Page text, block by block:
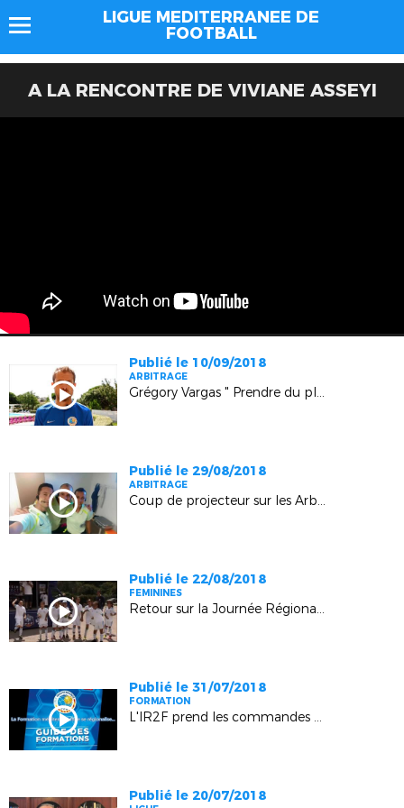
LIGUE MEDITERRANEE DE
FOOTBALL
A LA RENCONTRE DE VIVIANE ASSEYI
Publié le 10/09/2018
ARBITRAGE
Grégory Vargas " Prendre du plaisir sur le terrain "
Publié le 29/08/2018
ARBITRAGE
Coup de projecteur sur les Arbitres
Publié le 22/08/2018
FEMININES
Retour sur la Journée Régionale des Ecoles Féminines de Football (Sisteron)
Publié le 31/07/2018
FORMATION
L'IR2F prend les commandes de la Formation
Publié le 20/07/2018